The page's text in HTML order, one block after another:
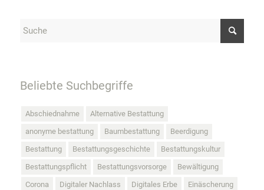
Beliebte Suchbegriffe
Abschiednahme
Alternative Bestattung
anonyme bestattung
Baumbestattung
Beerdigung
Bestattung
Bestattungsgeschichte
Bestattungskultur
Bestattungspflicht
Bestattungsvorsorge
Bewältigung
Corona
Digitaler Nachlass Digitales Erbe
Einäscherung